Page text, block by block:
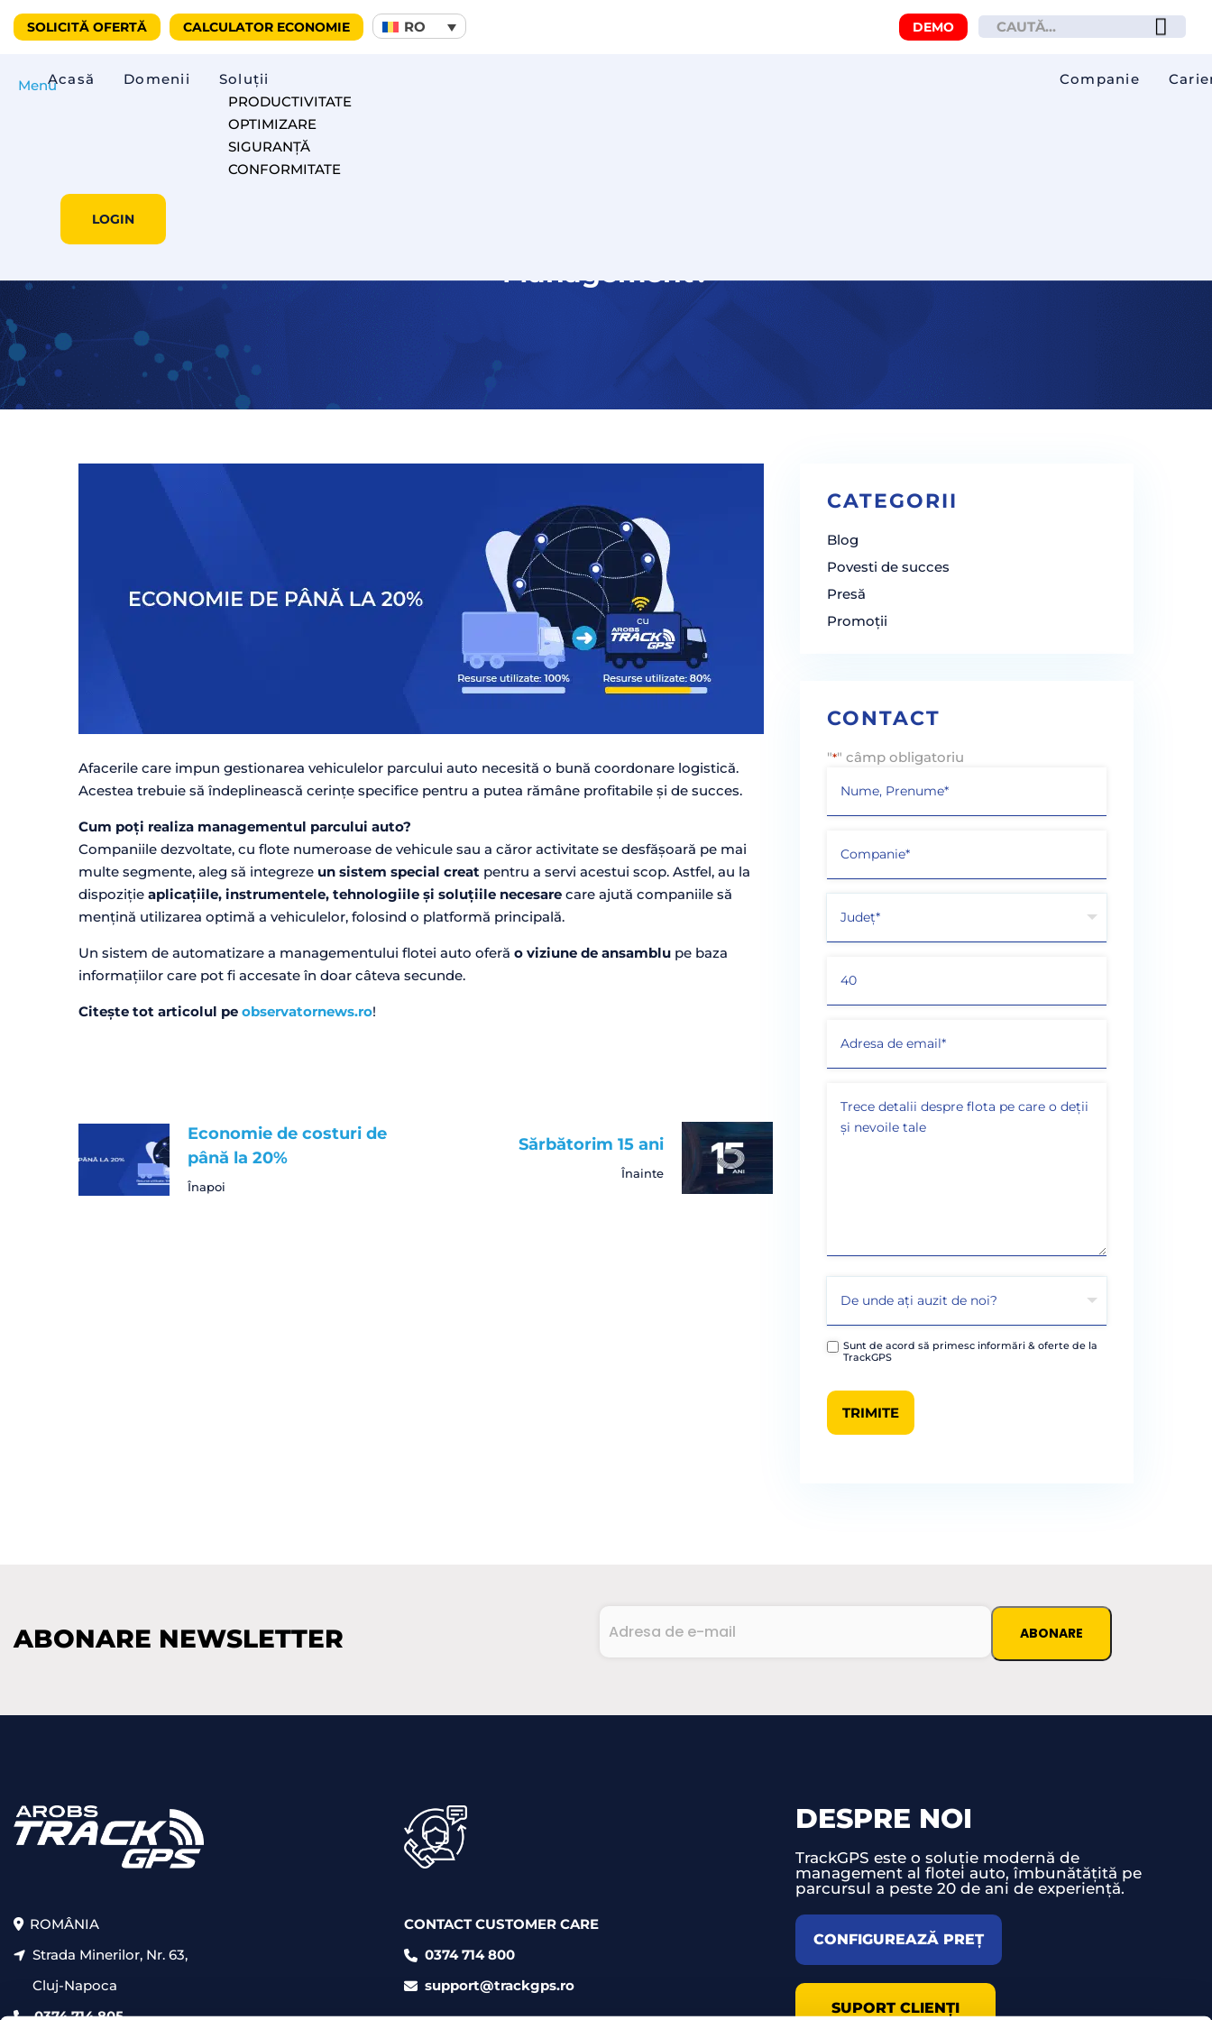
SOLICITĂ OFERTĂ CALCULATOR ECONOMIE RO DEMO
MenuAcasă Domenii
Soluții
PRODUCTIVITATE
OPTIMIZARE
SIGURANȚĂ
CONFORMITATE
Companie
LOGIN
Management?
Afacerile care impun gestionarea vehiculelor parcului auto necesită o bună coordonare logistică.
Acestea trebuie să îndeplinească cerințe specifice pentru a putea rămâne profitabile și de succes.
Cum poți realiza managementul parcului auto?
Companiile dezvoltate, cu flote numeroase de vehicule sau a căror activitate se desfășoară pe mai
multe segmente, aleg să integreze un sistem special creat pentru a servi acestui scop. Astfel, au la
dispoziție aplicațiile, instrumentele, tehnologiile și soluțiile necesare care ajută companiile să
mențină utilizarea optimă a vehiculelor, folosind o platformă principală.
Un sistem de automatizare a managementului flotei auto oferă o viziune de ansamblu pe baza
informațiilor care pot fi accesate în doar câteva secunde.
Citește tot articolul pe observatornews.ro!
Economie de costuri de
până la 20%
Înapoi
Sărbătorim 15 ani
Înainte
CATEGORII
Blog
Povesti de succes
Presă
Promoții
CONTACT
"*" câmp obligatoriu
Sunt de acord să primesc informări & oferte de la
TrackGPS
ABONARE NEWSLETTER
de
ROMÂNIA
Strada Minerilor, Nr. 63,
Cluj-Napoca
0374 714 805
CONTACT CUSTOMER CARE
0374 714 800
support@trackgps.ro
DESPRE NOI
TrackGPS este o soluție modernă de
management al flotei auto, îmbunătățită pe
parcursul a peste 20 de ani de experiență.
CONFIGUREAZĂ PREȚ
SUPORT CLIENȚI